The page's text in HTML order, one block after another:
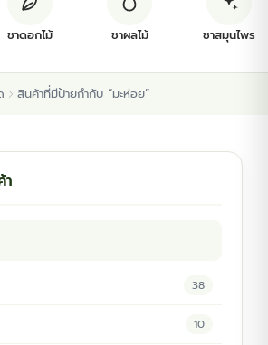
ชาดอกไม้ ชาผลไม้ ชาสมุนไพร
สินค้าที่มีป้ายกำกับ “มะห่อย”
38
10